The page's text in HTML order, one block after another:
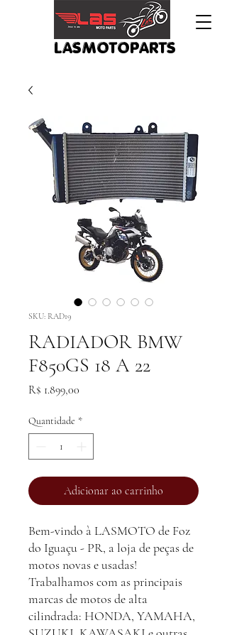
LASMOTOPARTS
SKU: RAD19
RADIADOR BMW
F850GS 18 A 22
R$ 1.899,00
Quantidade *
Adicionar ao carrinho
Bem-vindo à LASMOTO de Foz
do Iguaçu - PR, a loja de peças de
motos novas e usadas!
Trabalhamos com as principais
marcas de motos de alta
cilindrada: HONDA, YAMAHA,